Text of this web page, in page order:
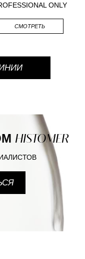
ONLY
СМОТРЕТЬ
HISTOMER